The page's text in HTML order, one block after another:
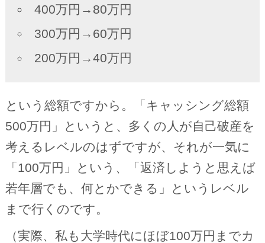
400万円→80万円
300万円→60万円
200万円→40万円
という総額ですから。「キャッシング総額
500万円」というと、多くの人が自己破産を
考えるレベルのはずですが、それが一気に
「100万円」という、「返済しようと思えば
若年層でも、何とかできる」というレベル
まで行くのです。
（実際、私も大学時代にほぼ100万円までカ